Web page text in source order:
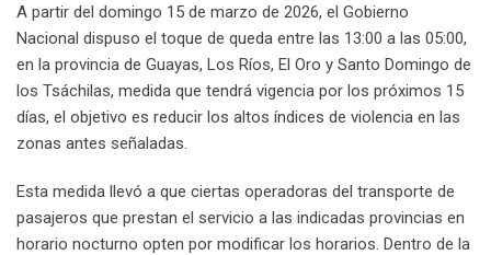
A partir del domingo 15 de marzo de 2026, el Gobierno
Nacional dispuso el toque de queda entre las 13:00 a las 05:00,
en la provincia de Guayas, Los Ríos, El Oro y Santo Domingo de
los Tsáchilas, medida que tendrá vigencia por los próximos 15
días, el objetivo es reducir los altos índices de violencia en las
zonas antes señaladas.
Esta medida llevó a que ciertas operadoras del transporte de
pasajeros que prestan el servicio a las indicadas provincias en
horario nocturno opten por modificar los horarios. Dentro de la